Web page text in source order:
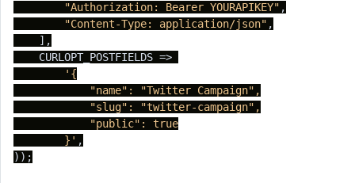
"Authorization: Bearer YOURAPIKEY" ,
"Content-Type: application/json" ,
    ],
    CURLOPT_POSTFIELDS =>
'{
	}'
,
));